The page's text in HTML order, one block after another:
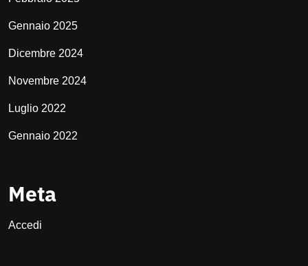
Gennaio 2025
Dicembre 2024
Novembre 2024
Luglio 2022
Gennaio 2022
Meta
Accedi